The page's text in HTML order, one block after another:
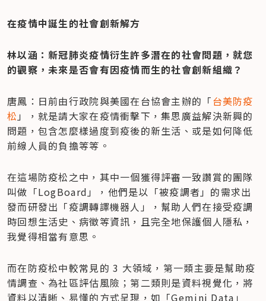
在疫情中誕生的社會創新解方
林以涵：新冠肺炎疫情衍生許多潛在的社會問題，就您
的觀察，未來是否會有因疫情而生的社會創新組織？
唐鳳：日前由行政院與美國在台協會主辦的「台美防疫
松 」，就是請大家在疫情衝擊下，集思廣益解決新興的
問題，包含怎麼樣過度到疫後的新生活、或是如何降低
前線人員的負擔等等。
在這場防疫松之中，其中一個獲得評審一致讚賞的團隊
叫做「LogBoard」，他們是以「被疫調者」的需求出
發而研發出「疫調轉譯機器人」，幫助人們在接受疫調
時回想生活史、病徵等資訊，且完全地保護個人隱私，
我覺得相當有意思。
而在防疫松中較常見的 3 大領域，第一類主要是幫助疫
情調查、為社區評估風險；第二類則是資料視覺化，將
資料以清晰、易懂的方式呈現，如「Gemini Data」